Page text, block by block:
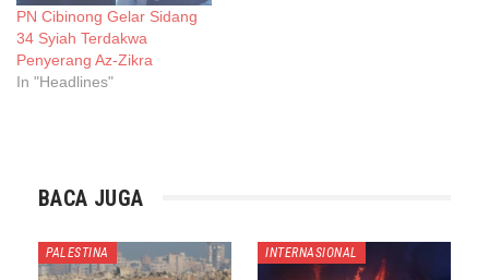
PN Cibinong Gelar Sidang
34 Syiah Terdakwa
Penyerang Az-Zikra
In "Headlines"
BACA JUGA
PALESTINA INTERNASIONAL